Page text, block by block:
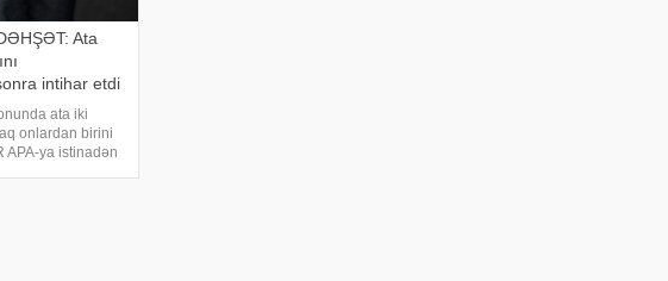
Ata
intihar etdi
ata iki
onlardan birini
APA-ya istinadən